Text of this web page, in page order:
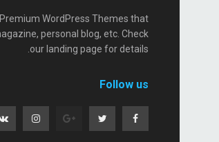
WordPress Themes that
personal blog, etc. Check
our landing page for details.
Follow us